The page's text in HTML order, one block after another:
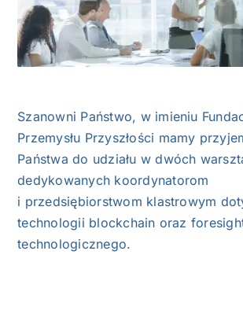
NASI EKSPERCI
GALERIA
KOMITETY
MARKA ŚLĄSKIE
KONTAKT
Szanowni Państwo, w imieniu
Przemysłu Przyszłości mamy
Państwa do udziału w dwóch
dedykowanych koordynatorom
i przedsiębiorstwom klastrowym
technologii blockchain oraz
technologicznego.